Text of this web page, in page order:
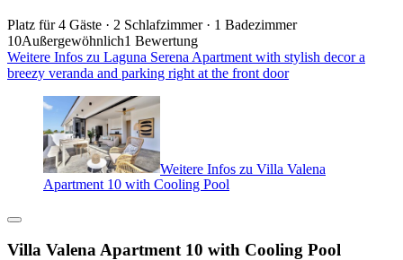
Platz für 4 Gäste · 2 Schlafzimmer · 1 Badezimmer
10Außergewöhnlich1 Bewertung
Weitere Infos zu Laguna Serena Apartment with stylish decor a
breezy veranda and parking right at the front door
Weitere Infos zu Villa Valena
Apartment 10 with Cooling Pool
Villa Valena Apartment 10 with Cooling Pool